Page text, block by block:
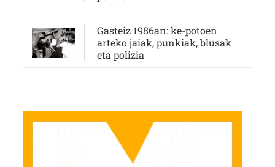
Gasteiz 1986an: ke-potoen
arteko jaiak, punkiak, blusak
eta polizia